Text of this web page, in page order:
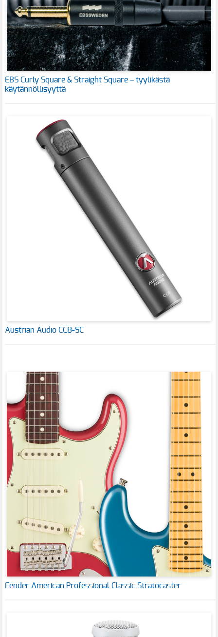
EBS Curly Square & Straight Square – tyylikästä
käytännöllisyyttä
Austrian Audio CC8-SC
Fender American Professional Classic Stratocaster